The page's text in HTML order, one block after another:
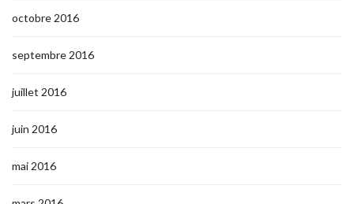
octobre 2016
septembre 2016
juillet 2016
juin 2016
mai 2016